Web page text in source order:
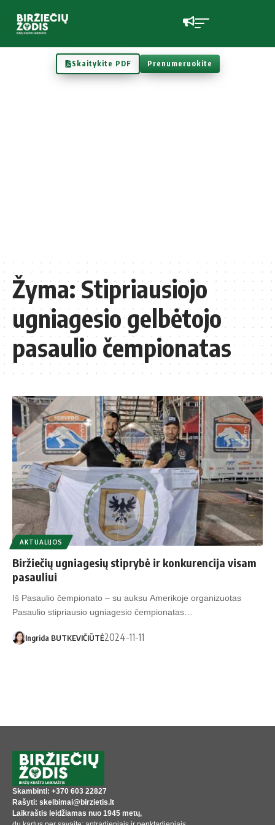
Skaitykite PDF Prenumeruokite
Žyma:Stipriausiojo
ugniagesio gelbėtojo
pasaulio čempionatas
AKTUALIJOS
Biržiečių ugniagesių stiprybė ir konkurencija visam
pasauliui
Iš Pasaulio čempionato – su auksu Amerikoje organizuotas
Pasaulio stipriausio ugniagesio čempionatas…
Ingrida BUTKEVIČIŪTĖ2024-11-11
Skambinti: +370 603 22827
Rašyti: skelbimai@birzietis.lt
Laikraštis leidžiamas nuo 1945 metų,